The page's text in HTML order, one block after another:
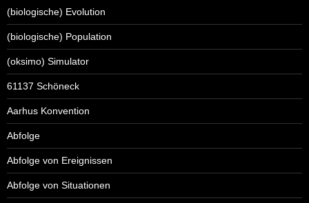
(biologische) Evolution
(biologische) Population
(oksimo) Simulator
61137 Schöneck
Aarhus Konvention
Abfolge
Abfolge von Ereignissen
Abfolge von Situationen